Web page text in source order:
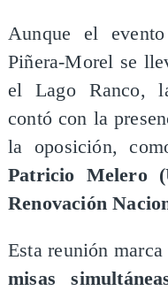
Aunque el
Piñera-Morel se
el Lago Ranco,
contó con la
la oposición,
Patricio Melero
Renovación
Esta reunión
misas